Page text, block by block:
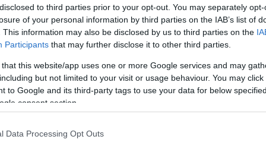
to third parties prior to your opt-out. You may separately
of your personal information by third parties on the IAB’s list of
This information may also be disclosed by us to third parties on the
Participants that may further disclose it to other third parties.
that this website/app uses one or more Google services and may
but not limited to your visit or usage behaviour. You may
to Google and its third-party tags to use your data for below
consent section.
Data Processing Opt Outs
a DVTK-Újpest meccs időpontjára a Bajtársak csoport és a
gyűjtést szervezett a leukémiában szenvedő Rakaczki Bence
közölni tudjuk, hogy elég szép számmal adakoztak a stadionba
800 ezer forint gyűlt össze Bence megsegítésére.
Tetszik 0